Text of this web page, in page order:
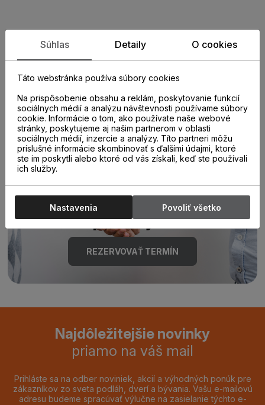
Zistite viac o vlastnostiach
produktu
Poraďte sa s
odborníkom u nás na
predajni.
REZERVOVAŤ TERMÍN
Najdôležitejšie novinky
priamo na váš mail
Prihláste sa na odber noviniek, akcií a výhodných ponúk pre
zákazníkov zo sveta podláh, dverí a bývania. Vašu e-mailovú
adresu budeme spracúvať výlučne na zasielanie týchto e-
Súhlas Detaily O cookies
Táto webstránka používa súbory cookies
Na prispôsobenie obsahu a reklám, poskytovanie funkcií
sociálnych médií a analýzu návštevnosti používame súbory
cookie. Informácie o tom, ako používate naše webové
stránky, poskytujeme aj našim partnerom v oblasti
sociálnych médií, inzercie a analýzy. Títo partneri môžu
príslušné informácie skombinovať s ďalšími údajmi, ktoré
ste im poskytli alebo ktoré od vás získali, keď ste používali
ich služby.
Nastavenia Povoliť všetko